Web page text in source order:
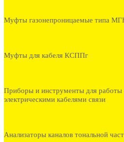
Муфты газонепроницаемые типа
Муфты для кабеля КСППг
Приборы и инструменты для работы
электрическими кабелями связи
Анализаторы каналов тональной